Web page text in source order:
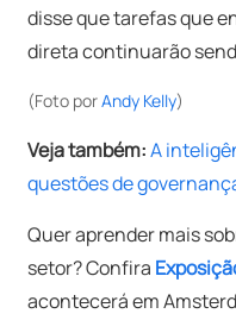
disse que tarefas que
direta continuarão
(Foto porAndy Kelly)
Veja também:A
questões de
Quer aprender mais
setor? Confira
acontecerá em